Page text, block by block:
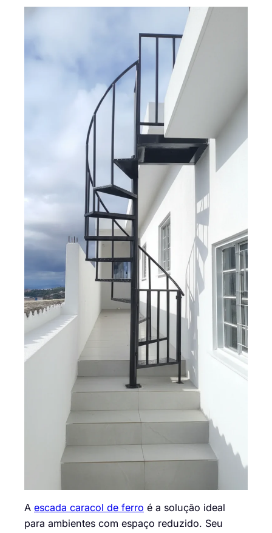
A escada caracol de ferro é a solução ideal
para ambientes com espaço reduzido. Seu